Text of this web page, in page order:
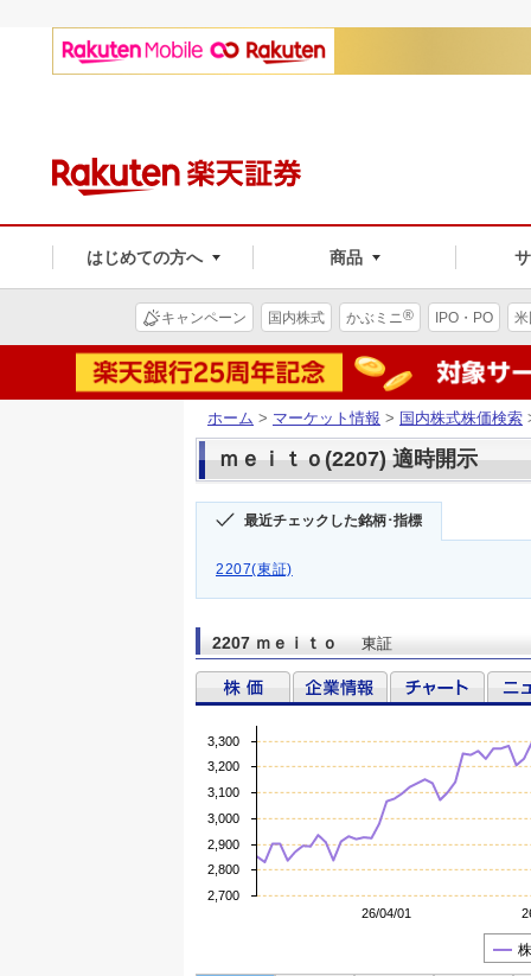
はじめての方へ 商品
キャンペーン 国内株式 かぶミニ® IPO・PO
ホーム > マーケット情報 > 国内株式株価検索
ｍｅｉｔｏ(2207) 適時開示
最近チェックした銘柄･指標
2207(東証)
2207 ｍｅｉｔｏ 東証